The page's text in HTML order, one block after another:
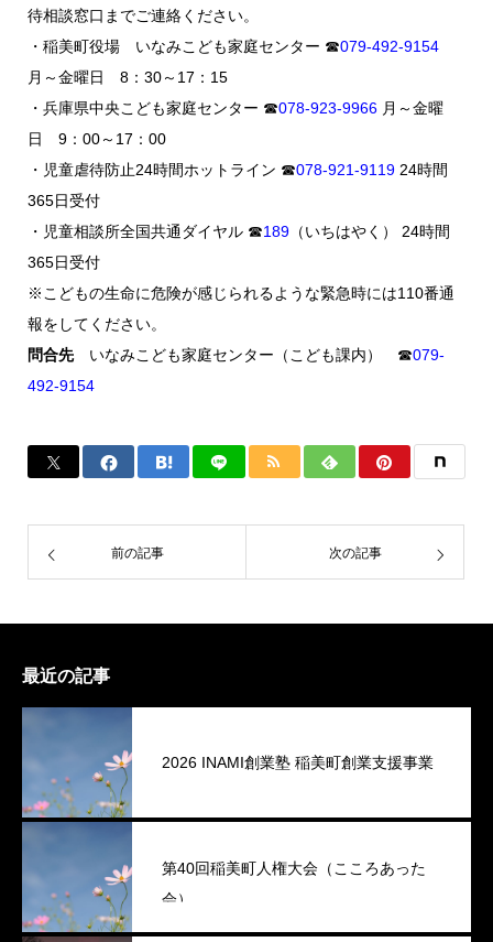
待相談窓口までご連絡ください。
・稲美町役場 いなみこども家庭センター ☎079-492-9154
月～金曜日 8：30～17：15
・兵庫県中央こども家庭センター ☎078-923-9966 月～金曜
日 9：00～17：00
・児童虐待防止24時間ホットライン ☎078-921-9119 24時間
365日受付
・児童相談所全国共通ダイヤル ☎189 （いちはやく） 24時間
365日受付
※こどもの生命に危険が感じられるような緊急時には110番通
報をしてください。
問合先いなみこども家庭センター（こども課内） ☎079-
492-9154
前の記事 次の記事
最近の記事
2026 INAMI創業塾 稲美町創業支援事業
第40回稲美町人権大会（こころあった
会）